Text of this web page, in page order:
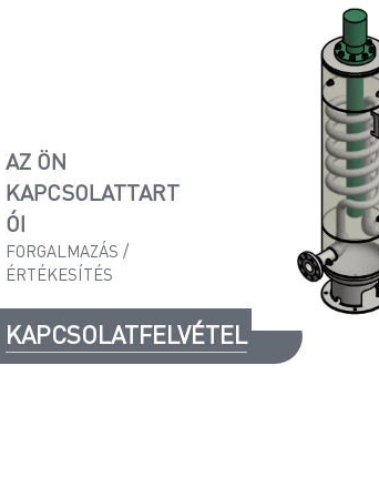
AZ ÖN
KAPCSOLATTART
ÓI
FORGALMAZÁS /
ÉRTÉKESÍTÉS
KAPCSOLATFELVÉTEL